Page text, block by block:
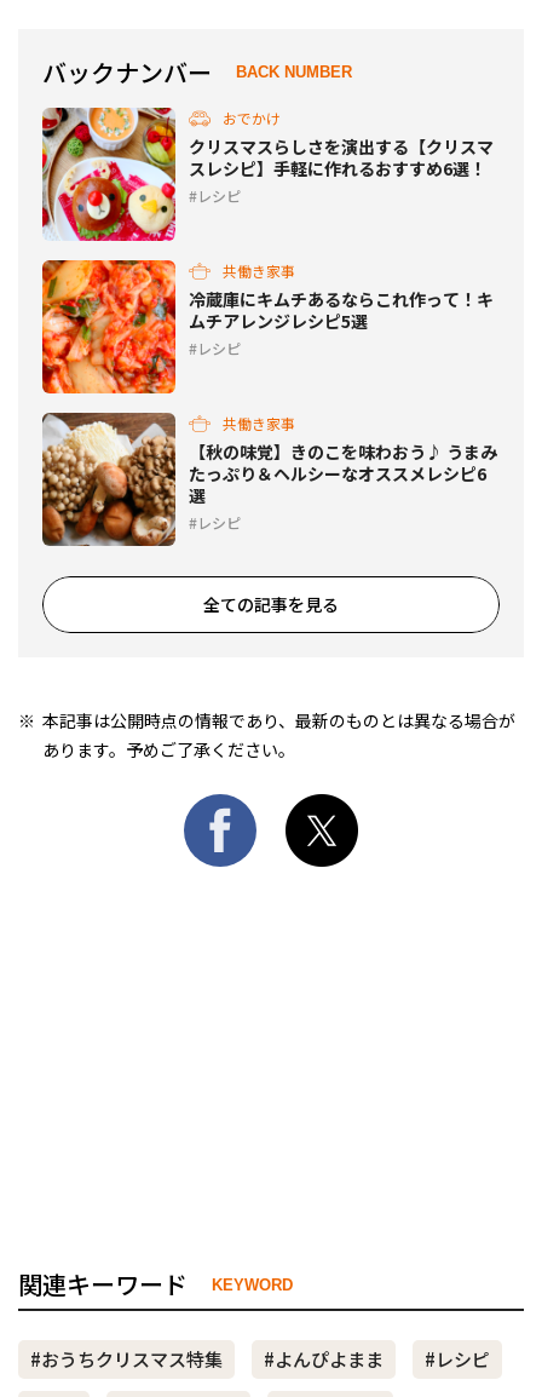
バックナンバー BACK NUMBER
おでかけ
クリスマスらしさを演出する【クリスマ
スレシピ】手軽に作れるおすすめ6選！
レシピ
共働き家事
冷蔵庫にキムチあるならこれ作って！キ
ムチアレンジレシピ5選
レシピ
共働き家事
【秋の味覚】きのこを味わおう♪ うまみ
たっぷり＆ヘルシーなオススメレシピ6
選
レシピ
全ての記事を見る
本記事は公開時点の情報であり、最新のものとは異なる場合が
あります。予めご了承ください。
関連キーワード KEYWORD
#おうちクリスマス特集 #よんぴよまま #レシピ